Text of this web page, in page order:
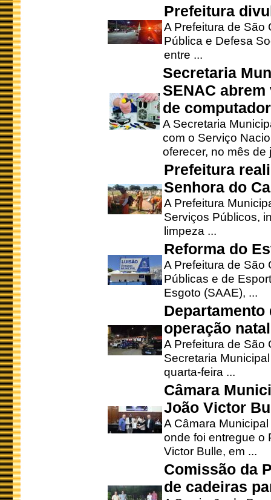
Prefeitura
A Prefeitura de São
Pública e Defesa
entre ...
Secretaria
SENAC
de
A Secretaria
com o Serviço
oferecer, no mês de
Prefeitura
Senhora do
A Prefeitura
Serviços Públicos,
limpeza ...
Reforma do
A Prefeitura de São
Públicas e de
Esgoto (SAAE), ...
operação
A Prefeitura de São
Secretaria
quarta-feira ...
Câmara
João Victor
A Câmara
onde foi entregue o
Victor Bulle, em ...
Comissão da
de cadeiras